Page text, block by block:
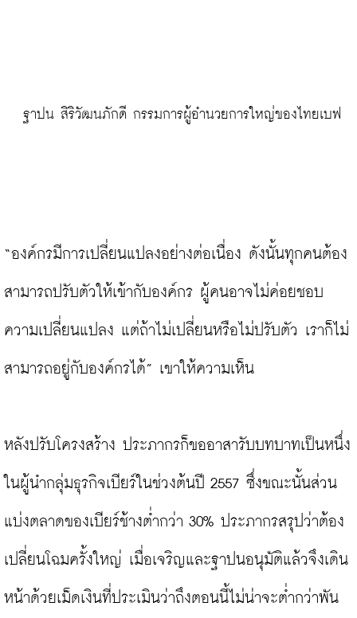
ฐาปน สิริวัฒนภักดี กรรมการผู้อำนวยการใหญ่ของไทยเบฟ
“องค์กรมีการเปลี่ยนแปลงอย่างต่อเนื่อง ดังนั้นทุกคนต้อง
สามารถปรับตัวให้เข้ากับองค์กร ผู้คนอาจไม่ค่อยชอบ
ความเปลี่ยนแปลง แต่ถ้าไม่เปลี่ยนหรือไม่ปรับตัว เราก็ไม่
สามารถอยู่กับองค์กรได้” เขาให้ความเห็น
หลังปรับโครงสร้าง ประภากรก็ขออาสารับบทบาทเป็นหนึ่ง
ในผู้นำกลุ่มธุรกิจเบียร์ในช่วงต้นปี 2557 ซึ่งขณะนั้นส่วน
แบ่งตลาดของเบียร์ช้างต่ำกว่า 30% ประภากรสรุปว่าต้อง
เปลี่ยนโฉมครั้งใหญ่ เมื่อเจริญและฐาปนอนุมัติแล้วจึงเดิน
หน้าด้วยเม็ดเงินที่ประเมินว่าถึงตอนนี้ไม่น่าจะต่ำกว่าพัน